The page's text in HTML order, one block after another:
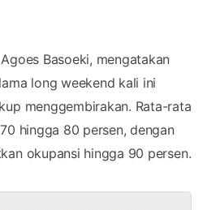
Basoeki, mengatakan
long weekend kali ini
menggembirakan. Rata-rata
hingga 80 persen, dengan
okupansi hingga 90 persen.